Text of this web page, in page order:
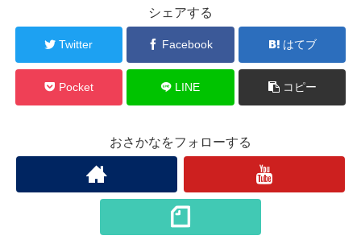
シェアする
Twitter Facebook はてブ
Pocket LINE コピー
おさかなをフォローする